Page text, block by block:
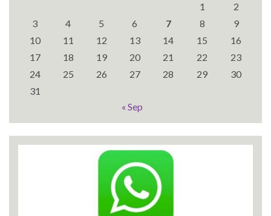
1
2
3
4 5 6 7 8
9
10
11 12 13 14 15
16
17
18 19 20 21 22
23
24
25 26 27 28 29
30
31
« Sep